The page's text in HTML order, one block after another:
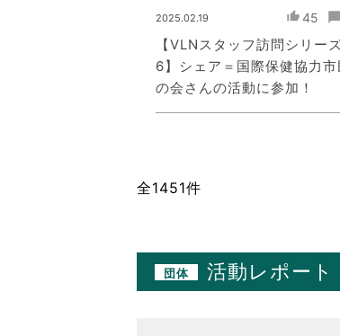
2025.02.19 45
【VLNスタッフ訪問シリー
6】シェア＝国際保健協力市
の会さんの活動に参加！
全1451件
団体 活動レポート